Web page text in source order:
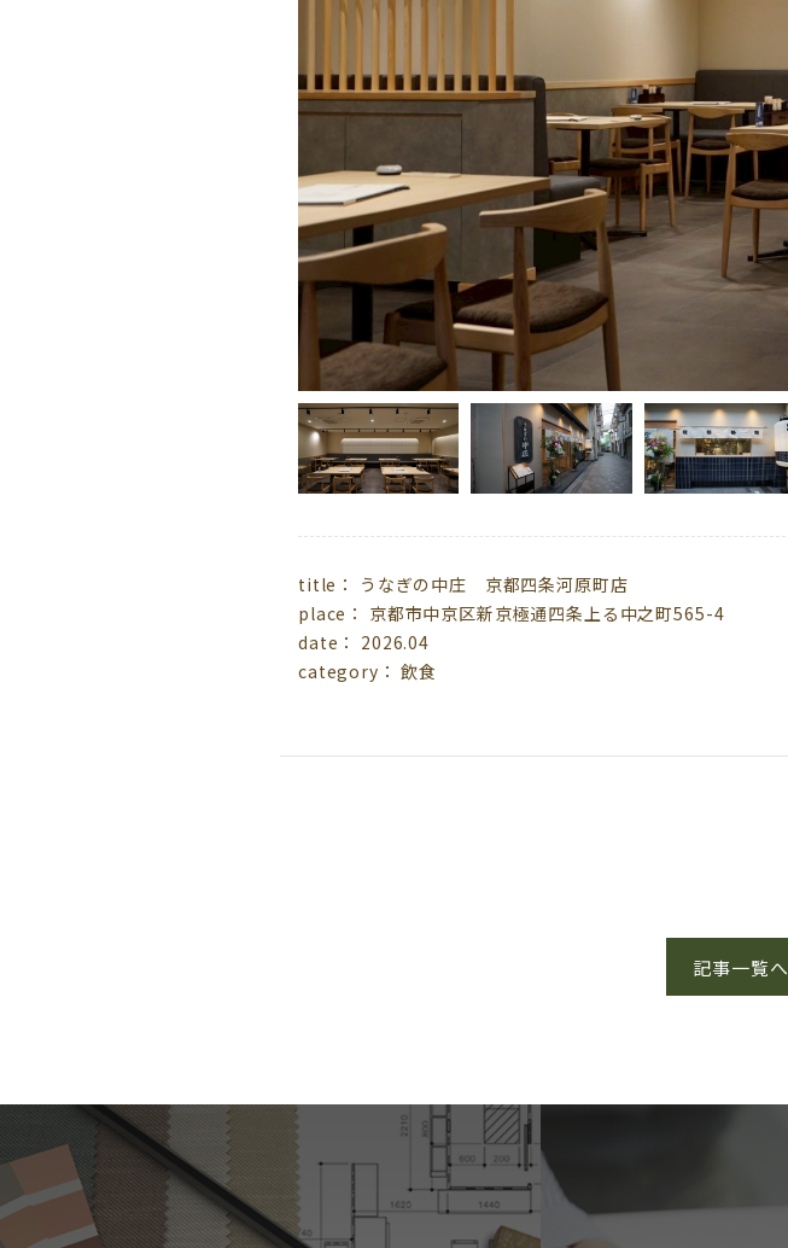
title： うなぎの中庄 京都四条河原町店
place： 京都市中京区新京極通四条上る中之町565-4
date： 2026.04
category： 飲食
記事一覧へ